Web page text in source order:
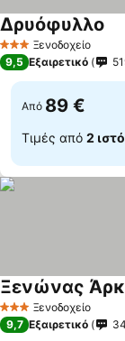
3 ΑστέριαΞενοδοχείο
Δρυόφυλλο
9,5 Εξαιρετικό
Από 89 €
Τιμές από 2
3 ΑστέριαΞενοδοχείο
Ξενώνας
9,7 Εξαιρετικό